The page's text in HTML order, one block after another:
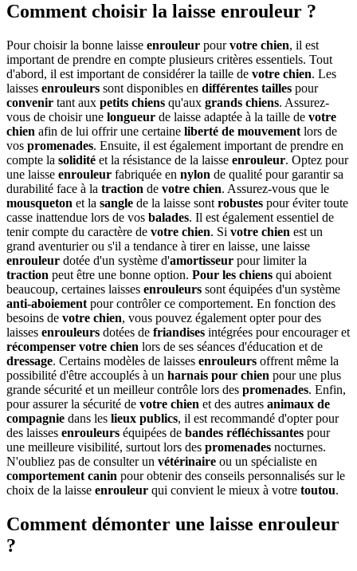
Comment choisir la laisse enrouleur ?
Pour choisir la bonne laisse enrouleur pourvotre chien, il est
important de prendre en compte plusieurs critères essentiels. Tout
d'abord, il est important de considérer la taille de votre chien. Les
laisses enrouleurs sont disponibles en différentes tailles pour
convenir tant aux petits chiens qu'aux grands chiens. Assurez-
vous de choisir une longueur de laisse adaptée à la taille de votre
chien afin de lui offrir une certaine liberté de mouvement lors de
vos promenades. Ensuite, il est également important de prendre en
compte la solidité et la résistance de la laisse enrouleur. Optez pour
une laisse enrouleur fabriquée en nylon de qualité pour garantir sa
durabilité face à la traction de votre chien. Assurez-vous que le
mousqueton et la sangle de la laisse sont robustes pour éviter toute
casse inattendue lors de vos balades. Il est également essentiel de
tenir compte du caractère de votre chien. Si votre chien est un
grand aventurier ou s'il a tendance à tirer en laisse, une laisse
enrouleur dotée d'un système d'amortisseur pour limiter la
traction peut être une bonne option. Pour les chiens qui aboient
beaucoup, certaines laisses enrouleurs sont équipées d'un système
anti-aboiement pour contrôler ce comportement. En fonction des
besoins de votre chien, vous pouvez également opter pour des
laisses enrouleurs dotées de friandises intégrées pour encourager et
récompenser votre chien lors de ses séances d'éducation et de
dressage. Certains modèles de laisses enrouleurs offrent même la
possibilité d'être accouplés à un harnais pour chien pour une plus
grande sécurité et un meilleur contrôle lors des promenades. Enfin,
pour assurer la sécurité de votre chien et des autres animaux de
compagnie dans les lieux publics, il est recommandé d'opter pour
des laisses enrouleurs équipées de bandes réfléchissantes pour
une meilleure visibilité, surtout lors des promenades nocturnes.
N'oubliez pas de consulter un vétérinaire ou un spécialiste en
comportement canin pour obtenir des conseils personnalisés sur le
choix de la laisse enrouleur qui convient le mieux à votre toutou.
Comment démonter une laisse enrouleur
?